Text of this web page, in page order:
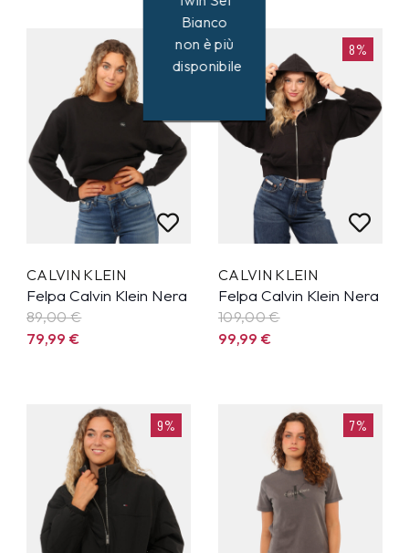
CALVIN KLEIN
Felpa Calvin Klein Nera
89,00 €
79,99€
8%
CALVIN KLEIN
Felpa Calvin Klein Nera
109,00 €
99,99€
9% 7%
Bianco
non è più
disponibile